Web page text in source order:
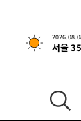
서울
-19478초 전 >
-17012초 전 >
-12615초 전 >
주 날씨]
-9633초 전 >